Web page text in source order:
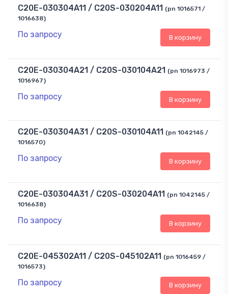
C20E-030304A11 / C20S-030204A11 (pn 1016571 /
1016638)
По запросу В корзину
C20E-030304A21 / C20S-030104A21 (pn 1016973 /
1016967)
По запросу В корзину
C20E-030304A31 / C20S-030104A11 (pn 1042145 /
1016570)
По запросу В корзину
C20E-030304A31 / C20S-030204A11 (pn 1042145 /
1016638)
По запросу В корзину
C20E-045302A11 / C20S-045102A11 (pn 1016459 /
1016573)
По запросу В корзину